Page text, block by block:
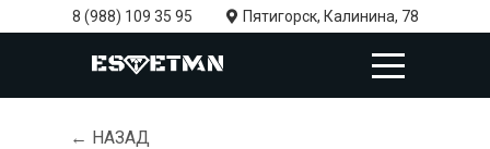
8 (988) 109 35 95 Пятигорск, Калинина, 78
← НАЗАД